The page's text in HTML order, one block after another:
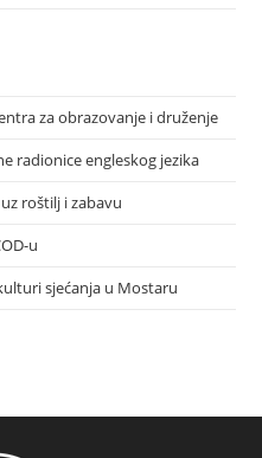
za obrazovanje i druženje
radionice engleskog jezika
roštilj i zabavu
u
sjećanja u Mostaru